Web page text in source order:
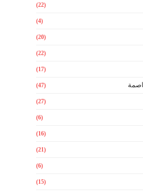
(22)
(4)
(20)
(22)
(17)
(47)
(27)
(6)
(16)
(21)
(6)
(15)